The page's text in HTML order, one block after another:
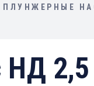
ПЛУНЖЕРНЫЕ